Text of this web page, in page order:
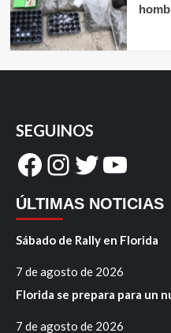
SEGUINOS
Facebook
Instagram
Twitter
ÚLTIMAS NOTICIAS
Sábado de Rally en Florida
7 de agosto de 2026
Florida se prepara para un
7 de agosto de 2026